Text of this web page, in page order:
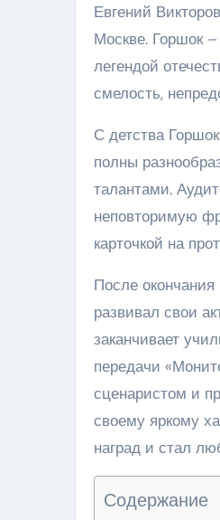
Евгений
Москве. Горшок
легендой
смелость,
С детства
полны
талантами.
неповторимую
карточкой на
После
развивал свои
заканчивает
передачи
сценаристом и
своему яркому
наград и стал
Содержание